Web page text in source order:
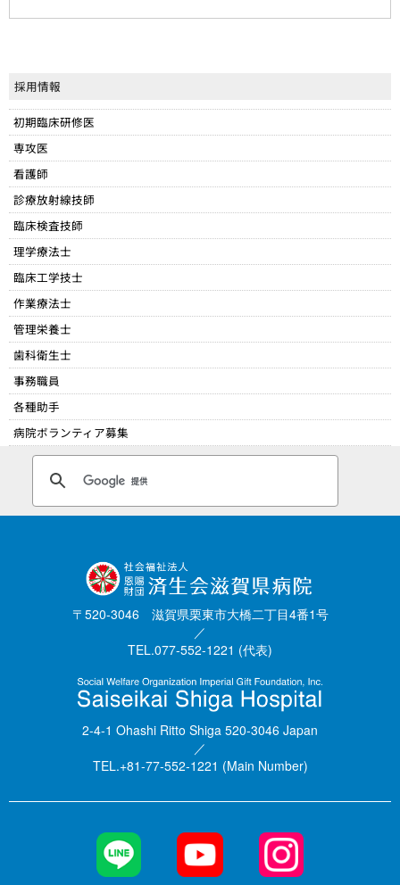
採用情報
初期臨床研修医
専攻医
看護師
診療放射線技師
臨床検査技師
理学療法士
臨床工学技士
作業療法士
管理栄養士
歯科衛生士
事務職員
各種助手
病院ボランティア募集
〒520-3046 滋賀県栗東市大橋二丁目4番1号
／
TEL.077-552-1221 (代表)
2-4-1 Ohashi Ritto Shiga 520-3046 Japan
／
TEL.+81-77-552-1221 (Main Number)